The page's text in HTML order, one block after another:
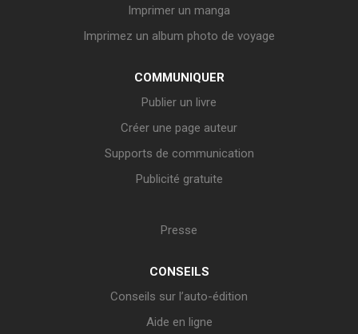
Imprimer un manga
Imprimez un album photo de voyage
COMMUNIQUER
Publier un livre
Créer une page auteur
Supports de communication
Publicité gratuite
Presse
CONSEILS
Conseils sur l’auto-édition
Aide en ligne